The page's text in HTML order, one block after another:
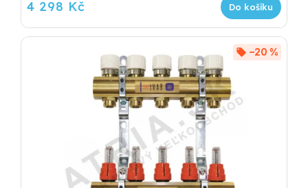
4 298 Kč Do košíku
–20 %